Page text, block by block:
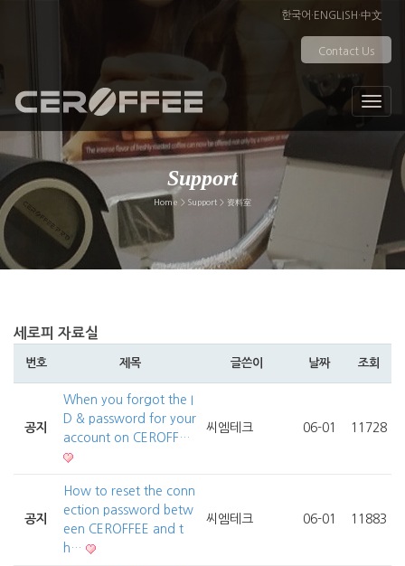
한국어 · ENGLISH ·中文
Contact Us
Support
Home > Support > 资料室
세로피 자료실
번호 제목 글쓴이 날짜 조회
공지
When you forgot the I
D & password for your
account on CEROFF…
씨엠테크 06-01 11728
공지
How to reset the conn
ection password betw
een CEROFFEE and t
h…
씨엠테크 06-01 11883